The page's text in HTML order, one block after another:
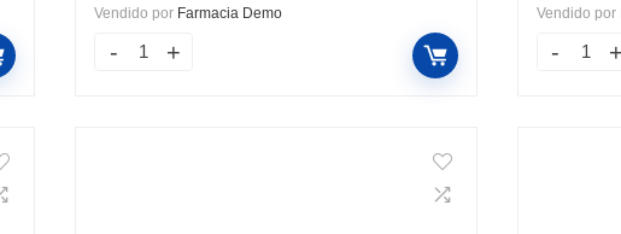
Vendido por Farmacia Demo Vendido por